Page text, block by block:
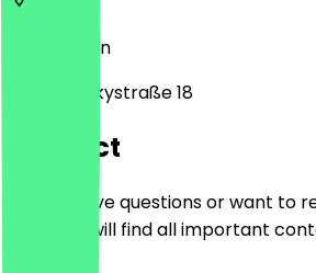
Berlin
Gotzkowskystraße 18
Contact
Do you have questions or want to
Here you will find all important